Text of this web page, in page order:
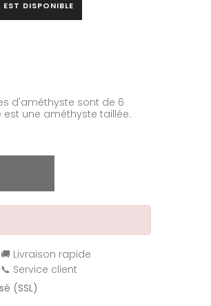
DISPONIBLE
d'améthyste sont de 6
est une améthyste taillée.
🚚 Livraison rapide
📞 Service client
(SSL)